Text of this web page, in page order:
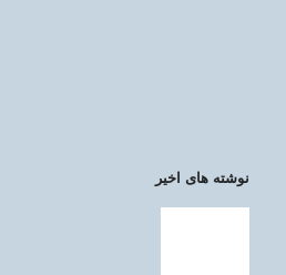
نوشته های اخیر